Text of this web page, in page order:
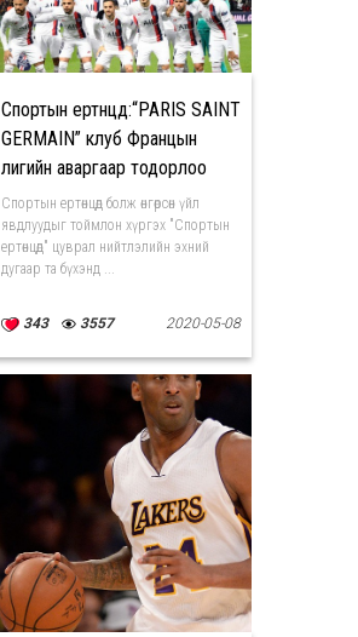
Спортын ертөнцөд:“PARIS SAINT
GERMAIN” клуб Францын
лигийн аваргаар тодорлоо
Спортын ертөнцөд болж өнгөрсөн үйл
явдлуудыг тоймлон хүргэх "Спортын
ертөнцөд" цуврал нийтлэлийн эхний
дугаар та бүхэнд ...
343 3557 2020-05-08